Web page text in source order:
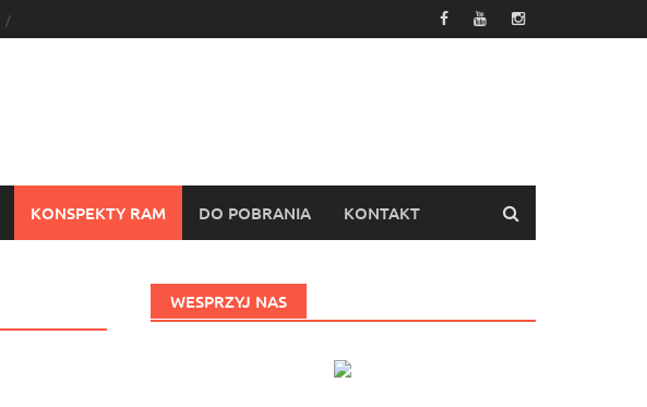
KONSPEKTY RAM DO POBRANIA KONTAKT
WESPRZYJ NAS